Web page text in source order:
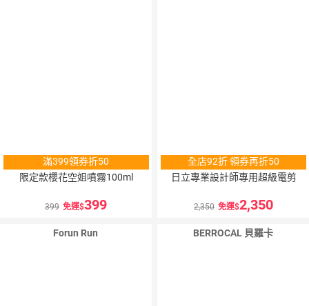
滿399領券折50
限定款櫻花空姐噴霧100ml
399 免運 399
全店92折 領券再折50
日立專業設計師專用超級電剪
2,350 免運 2,350
Forun Run BERROCAL 貝羅卡